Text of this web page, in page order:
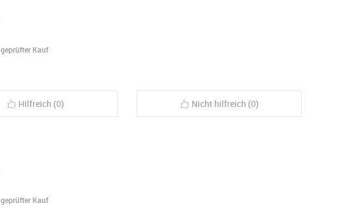
geprüfter Kauf
Hilfreich (0) Nicht hilfreich (0)
geprüfter Kauf